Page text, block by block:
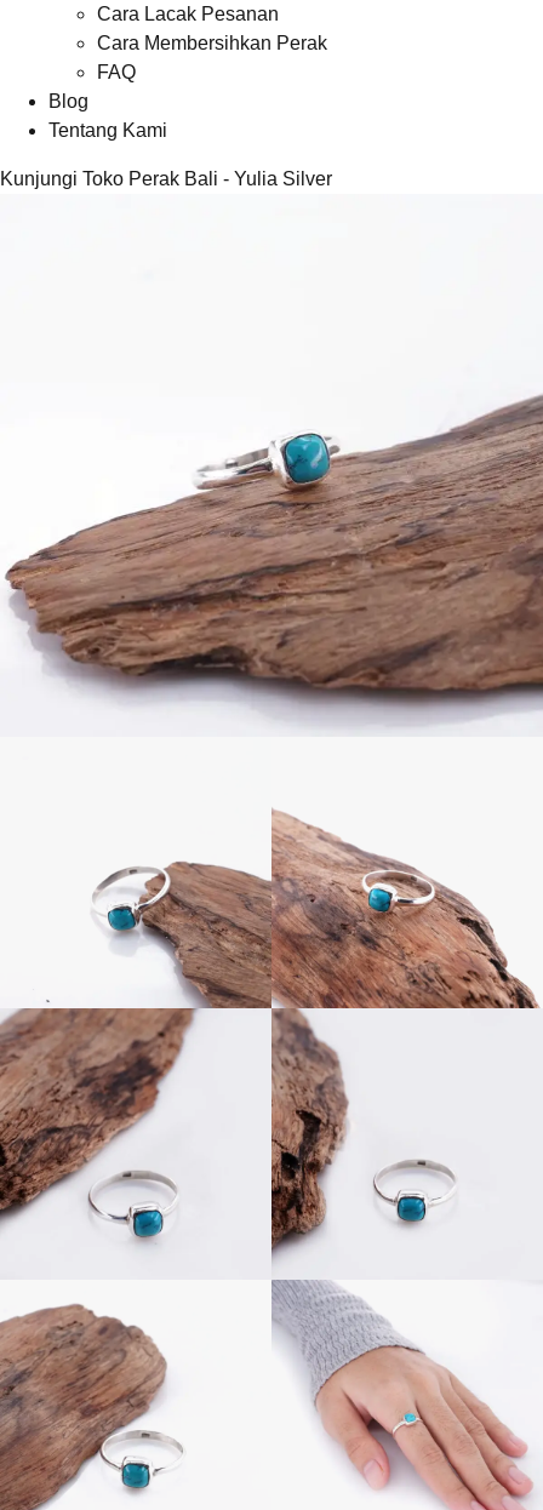
Cara Lacak Pesanan
Cara Membersihkan Perak
FAQ
Blog
Tentang Kami
Kunjungi Toko Perak Bali - Yulia Silver